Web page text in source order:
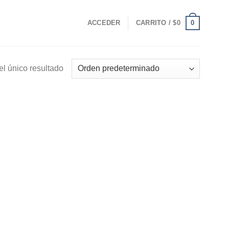
ACCEDER CARRITO /$0 0
único resultado